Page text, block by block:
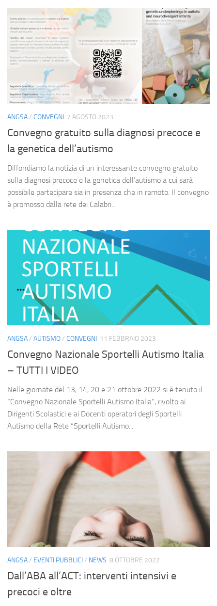
ANGSA/ CONVEGNI 7 AGOSTO 2023
Convegno gratuito sulla diagnosi precoce e
la genetica dell’autismo
Diffondiamo la notizia di un interessante convegno gratuito
sulla diagnosi precoce e la genetica dell’autismo a cui sarà
possibile partecipare sia in presenza che in remoto. Il convegno
è promosso dalla rete dei Calabri...
ANGSA/ AUTISMO/ CONVEGNI 11 FEBBRAIO 2023
Convegno Nazionale Sportelli Autismo Italia
– TUTTI I VIDEO
Nelle giornate del 13, 14, 20 e 21 ottobre 2022 si è tenuto il
“Convegno Nazionale Sportelli Autismo Italia”, rivolto ai
Dirigenti Scolastici e ai Docenti operatori degli Sportelli
Autismo della Rete “Sportelli Autismo...
ANGSA/ EVENTI PUBBLICI/ NEWS 8 OTTOBRE 2022
Dall’ABA all’ACT: interventi intensivi e
precoci e oltre